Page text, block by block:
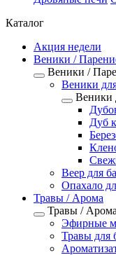
Каталог
Акция недели
Веники /
Веники /
Веники
Веники
Дуб
Веер для
Опахало
Травы / Арома
Травы / Арома
Эфирные
Травы для